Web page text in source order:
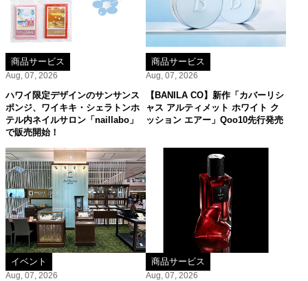
商品サービス
Aug, 07, 2026
ハワイ限定デザインのサンサンス
ポンジ、ワイキキ・シェラトンホ
テル内ネイルサロン「naillabo」
で販売開始！
商品サービス
Aug, 07, 2026
【BANILA CO】新作「カバーリシ
ャス アルティメット ホワイト ク
ッション エアー」Qoo10先行発売
イベント
Aug, 07, 2026
商品サービス
Aug, 07, 2026